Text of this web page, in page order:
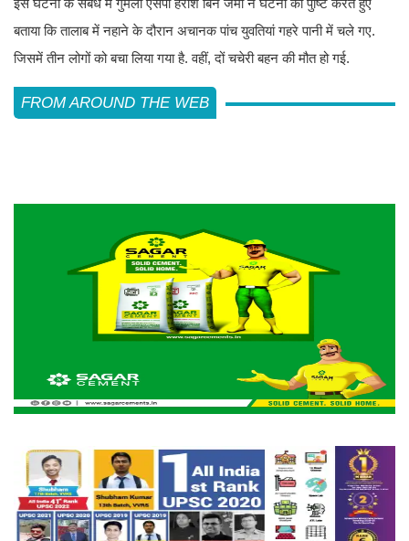
बताया कि तालाब में नहाने के दौरान अचानक पांच युवतियां गहरे पानी में चले गए.
जिसमें तीन लोगों को बचा लिया गया है. वहीं, दों चचेरी बहन की मौत हो गई.
FROM AROUND THE WEB